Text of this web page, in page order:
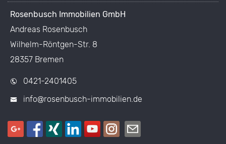
Rosenbusch Immobilien GmbH
Andreas Rosenbusch
Wilhelm-Röntgen-Str. 8
28357 Bremen
0421-2401405
info@rosenbusch-immobilien.de